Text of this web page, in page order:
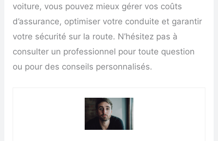
voiture, vous pouvez mieux gérer vos coûts
d’assurance, optimiser votre conduite et garantir
votre sécurité sur la route. N’hésitez pas à
consulter un professionnel pour toute question
ou pour des conseils personnalisés.